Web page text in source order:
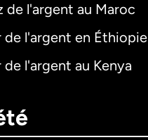
de l'argent au Maroc
de l'argent en Éthiopie
de l'argent au Kenya